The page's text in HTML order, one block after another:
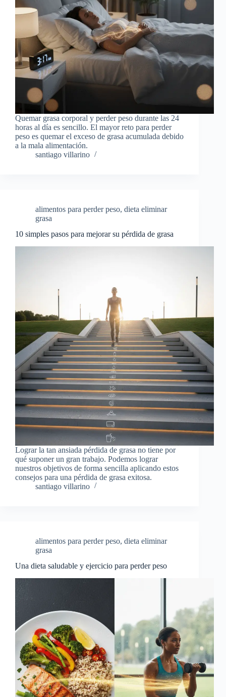
Quemar grasa corporal y perder peso durante las 24
horas al día es sencillo. El mayor reto para perder
peso es quemar el exceso de grasa acumulada debido
a la mala alimentación.
santiago villarino
alimentos para perder peso, dieta eliminar
grasa
10 simples pasos para mejorar su pérdida de grasa
Lograr la tan ansiada pérdida de grasa no tiene por
qué suponer un gran trabajo. Podemos lograr
nuestros objetivos de forma sencilla aplicando estos
consejos para una pérdida de grasa exitosa.
santiago villarino
alimentos para perder peso, dieta eliminar
grasa
Una dieta saludable y ejercicio para perder peso